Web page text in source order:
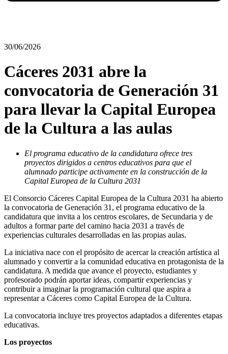
30/06/2026
Cáceres 2031 abre la
convocatoria de Generación 31
para llevar la Capital Europea
de la Cultura a las aulas
El programa educativo de la candidatura ofrece tres
proyectos dirigidos a centros educativos para que el
alumnado participe activamente en la construcción de la
Capital Europea de la Cultura 2031
El Consorcio Cáceres Capital Europea de la Cultura 2031 ha abierto
la convocatoria de Generación 31, el programa educativo de la
candidatura que invita a los centros escolares, de Secundaria y de
adultos a formar parte del camino hacia 2031 a través de
experiencias culturales desarrolladas en las propias aulas.
La iniciativa nace con el propósito de acercar la creación artística al
alumnado y convertir a la comunidad educativa en protagonista de la
candidatura. A medida que avance el proyecto, estudiantes y
profesorado podrán aportar ideas, compartir experiencias y
contribuir a imaginar la programación cultural que aspira a
representar a Cáceres como Capital Europea de la Cultura.
La convocatoria incluye tres proyectos adaptados a diferentes etapas
educativas.
Los proyectos